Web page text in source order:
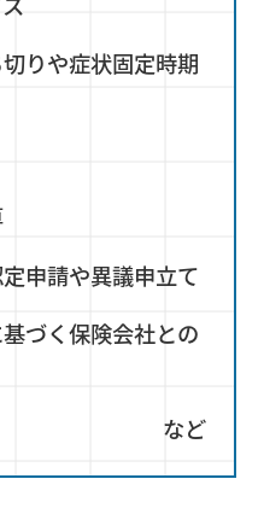
りや症状固定時期
申請や異議申立て
づく保険会社との